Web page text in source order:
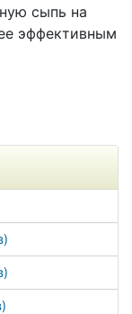
сыпь на
эффективным